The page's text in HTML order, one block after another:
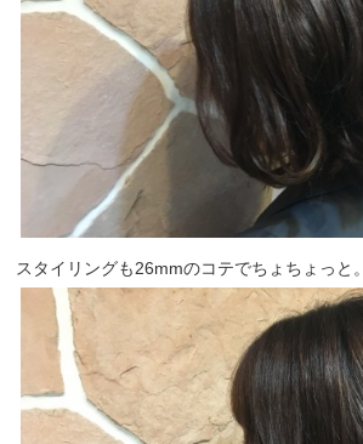
スタイリングも26mmのコテでちょちょっと。